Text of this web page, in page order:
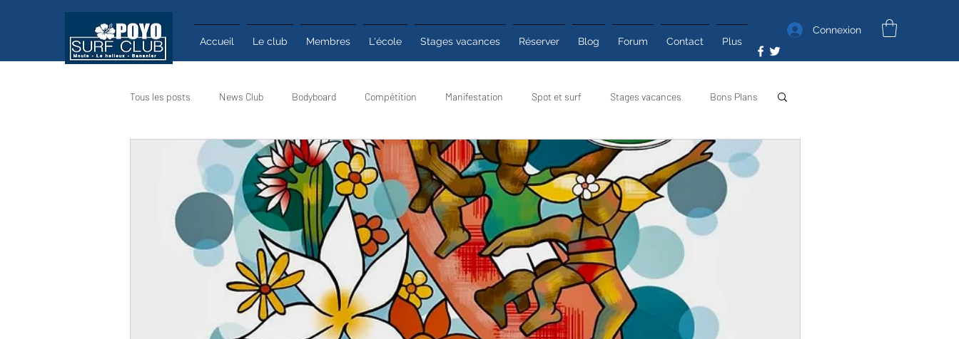
Accueil Le club Membres L'école Stages vacances Réserver Blog Forum Contact Plus
Connexion
Tous les posts News Club Bodyboard Compétition Manifestation Spot et surf Stages vacances Bons Plans
Calendrier Actualité Infos pratiques Poyo infos Météo surf Poyo Mag Poyo Photos Poyo TV